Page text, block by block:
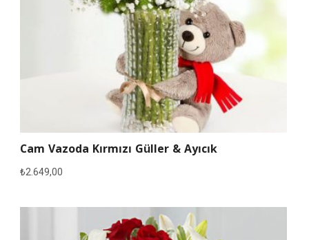
Cam Vazoda Kırmızı Güller & Ayıcık
₺2.649,00